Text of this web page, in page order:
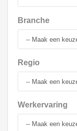
Branche
Regio
Werkervaring